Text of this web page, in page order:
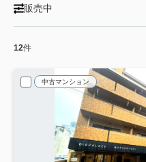
販売中
12件
中古マンション